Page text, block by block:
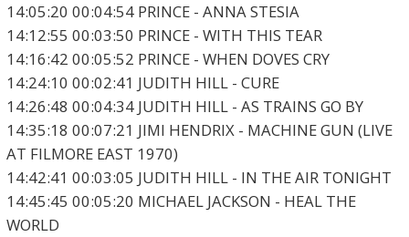
14:05:20 00:04:54 PRINCE - ANNA STESIA
14:12:55 00:03:50 PRINCE - WITH THIS TEAR
14:16:42 00:05:52 PRINCE - WHEN DOVES CRY
14:24:10 00:02:41 JUDITH HILL - CURE
14:26:48 00:04:34 JUDITH HILL - AS TRAINS GO BY
14:35:18 00:07:21 JIMI HENDRIX - MACHINE GUN (LIVE
AT FILMORE EAST 1970)
14:42:41 00:03:05 JUDITH HILL - IN THE AIR TONIGHT
14:45:45 00:05:20 MICHAEL JACKSON - HEAL THE
WORLD